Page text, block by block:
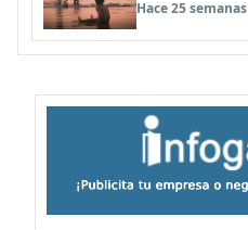
Hace 25 semanas